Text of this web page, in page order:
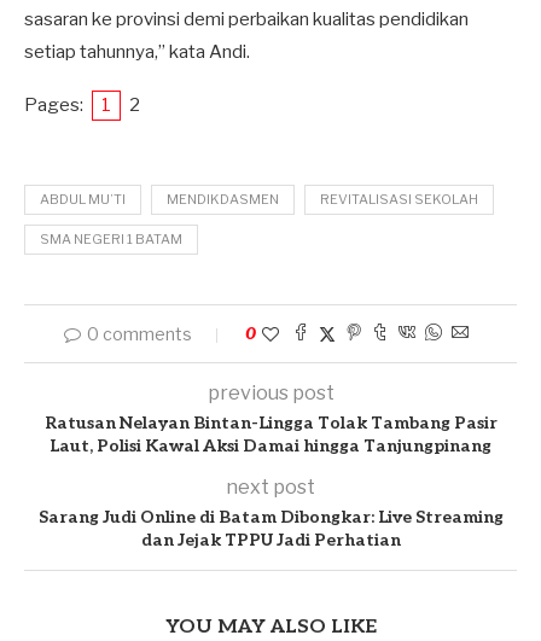
sasaran ke provinsi demi perbaikan kualitas pendidikan
setiap tahunnya,” kata Andi.
Pages: 1 2
ABDUL MU’TI MENDIKDASMEN REVITALISASI SEKOLAH
SMA NEGERI 1 BATAM
0 comments 0
previous post
Ratusan Nelayan Bintan-Lingga Tolak Tambang Pasir
Laut, Polisi Kawal Aksi Damai hingga Tanjungpinang
next post
Sarang Judi Online di Batam Dibongkar: Live Streaming
dan Jejak TPPU Jadi Perhatian
YOU MAY ALSO LIKE